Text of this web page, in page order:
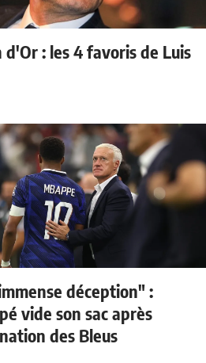
d'Or : les 4 favoris de Luis
déception" :
vide son sac après
des Bleus